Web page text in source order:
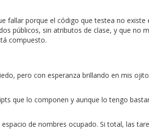
fallar porque el código que testea no existe
públicos, sin atributos de clase, y que no
compuesto.
pero con esperanza brillando en mis
que lo componen y aunque lo tengo
de nombres ocupado. Si total, las